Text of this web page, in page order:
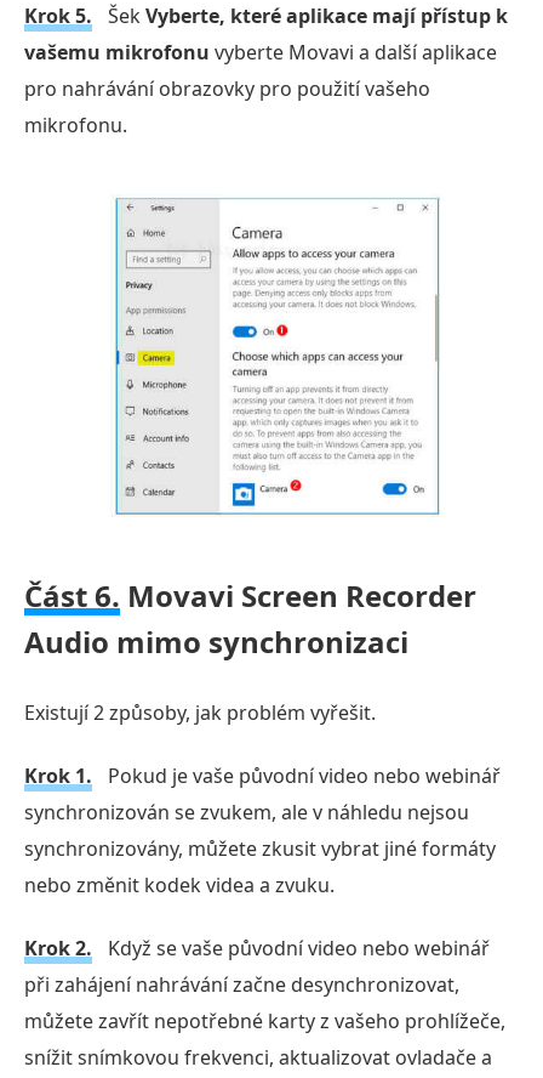
Krok 5. ŠekVyberte, které aplikace mají přístup k
vašemu mikrofonu vyberte Movavi a další aplikace
pro nahrávání obrazovky pro použití vašeho
mikrofonu.
Část 6. Movavi Screen Recorder
Audio mimo synchronizaci
Existují 2 způsoby, jak problém vyřešit.
Krok 1.
Pokud je vaše původní video nebo webinář
synchronizován se zvukem, ale v náhledu nejsou
synchronizovány, můžete zkusit vybrat jiné formáty
nebo změnit kodek videa a zvuku.
Krok 2.
Když se vaše původní video nebo webinář
při zahájení nahrávání začne desynchronizovat,
můžete zavřít nepotřebné karty z vašeho prohlížeče,
snížit snímkovou frekvenci, aktualizovat ovladače a